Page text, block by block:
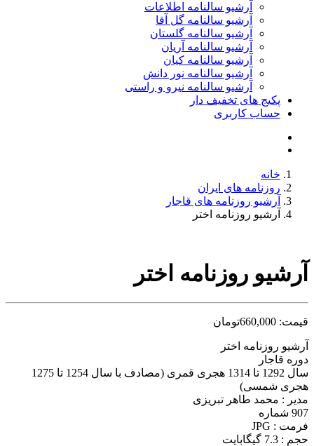
آرشیو سالنامه اطلاعات
آرشیو سالنامه گل آقا
آرشیو سالنامه گلستان
آرشیو سالنامه آریان
آرشیو سالنامه کیان
آرشیو سالنامه نور دانش
آرشیو سالنامه نیرو و راستی
پکیج های تخفیف دار
حساب کاربری
خانه
روزنامه های ایران
آرشیو روزنامه های قاجار
آرشیو روزنامه اختر
آرشیو روزنامه اختر
قیمت: 660,000تومان
آرشیو روزنامه اختر
دوره قاجار
سال 1292 تا 1314 هجری قمری (مصادف با سال 1254 تا 1275
هجری شمسی)
مدیر : محمد طاهر تبریزی
907 شماره
فرمت : JPG
حجم : 7.3 گیگابایت